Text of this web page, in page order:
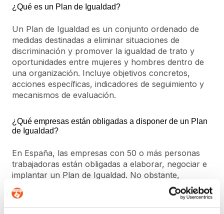
¿Qué es un Plan de Igualdad?
Un Plan de Igualdad es un conjunto ordenado de
medidas destinadas a eliminar situaciones de
discriminación y promover la igualdad de trato y
oportunidades entre mujeres y hombres dentro de
una organización. Incluye objetivos concretos,
acciones específicas, indicadores de seguimiento y
mecanismos de evaluación.
¿Qué empresas están obligadas a disponer de un Plan
de Igualdad?
En España, las empresas con 50 o más personas
trabajadoras están obligadas a elaborar, negociar e
implantar un Plan de Igualdad. No obstante,
cualquier organización puede adoptarlo de forma
voluntaria como parte de su compromiso con la
responsabilidad social y la gestión del talento.